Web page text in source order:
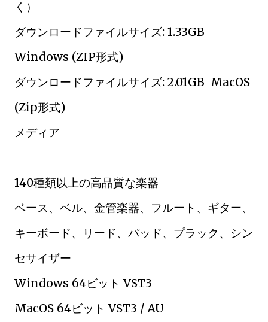
く）
ダウンロードファイルサイズ: 1.33GB
Windows (ZIP形式)
ダウンロードファイルサイズ: 2.01GB MacOS
(Zip形式)
メディア
140種類以上の高品質な楽器
ベース、ベル、金管楽器、フルート、ギター、
キーボード、リード、パッド、プラック、シン
セサイザー
Windows 64ビット VST3
MacOS 64ビット VST3 / AU